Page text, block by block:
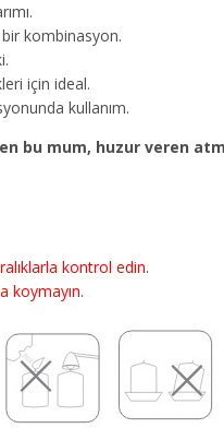
kombinasyon.
için ideal.
kullanım.
bu mum, huzur veren
kontrol edin.
koymayın.